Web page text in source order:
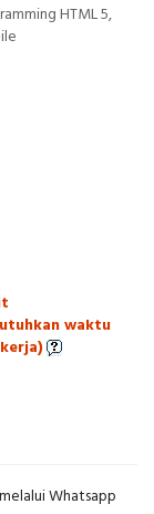
HTML 5,
waktu
Whatsapp